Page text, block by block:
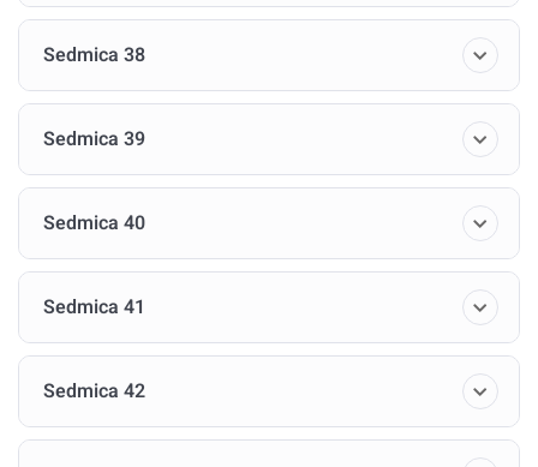
Sedmica 38
Sedmica 39
Sedmica 40
Sedmica 41
Sedmica 42